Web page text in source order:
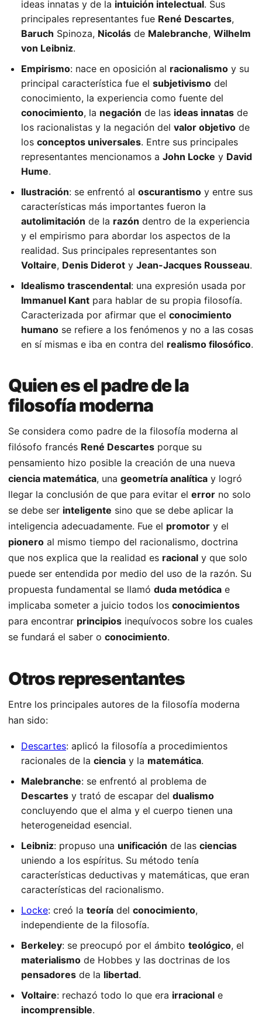
ideas innatas y de la intuición intelectual. Sus
principales representantes fue René Descartes,
Baruch Spinoza, Nicolás de Malebranche, Wilhelm
von Leibniz.
Empirismo: nace en oposición al racionalismo y su
principal característica fue el subjetivismo del
conocimiento, la experiencia como fuente del
conocimiento, la negación de las ideas innatas de
los racionalistas y la negación del valor objetivo de
los conceptos universales. Entre sus principales
representantes mencionamos a John Locke y David
Hume.
Ilustración: se enfrentó al oscurantismo y entre sus
características más importantes fueron la
autolimitación de la razón dentro de la experiencia
y el empirismo para abordar los aspectos de la
realidad. Sus principales representantes son
Voltaire, Denis Diderot y Jean-Jacques Rousseau.
Idealismo trascendental: una expresión usada por
Immanuel Kant para hablar de su propia filosofía.
Caracterizada por afirmar que el conocimiento
humano se refiere a los fenómenos y no a las cosas
en sí mismas e iba en contra del realismo filosófico.
Quien es el padre de la
filosofía moderna
Se considera como padre de la filosofía moderna al
filósofo francés René Descartes porque su
pensamiento hizo posible la creación de una nueva
ciencia matemática, una geometría analítica y logró
llegar la conclusión de que para evitar el error no solo
se debe ser inteligente sino que se debe aplicar la
inteligencia adecuadamente. Fue el promotor y el
pionero al mismo tiempo del racionalismo, doctrina
que nos explica que la realidad es racional y que solo
puede ser entendida por medio del uso de la razón. Su
propuesta fundamental se llamó duda metódica e
implicaba someter a juicio todos los conocimientos
para encontrar principios inequívocos sobre los cuales
se fundará el saber o conocimiento.
Otros representantes
Entre los principales autores de la filosofía moderna
han sido:
Descartes: aplicó la filosofía a procedimientos
racionales de la ciencia y la matemática.
Malebranche: se enfrentó al problema de
Descartes y trató de escapar del dualismo
concluyendo que el alma y el cuerpo tienen una
heterogeneidad esencial.
Leibniz: propuso una unificación de las ciencias
uniendo a los espíritus. Su método tenía
características deductivas y matemáticas, que eran
características del racionalismo.
Locke: creó la teoría del conocimiento,
independiente de la filosofía.
Berkeley: se preocupó por el ámbito teológico, el
materialismo de Hobbes y las doctrinas de los
pensadores de la libertad.
Voltaire: rechazó todo lo que era irracional e
incomprensible.